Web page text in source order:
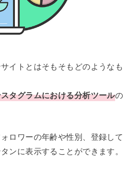
イトとはそもそもどのようなも
タグラムにおける分析ツールの
ロワーの年齢や性別、登録して
ンに表示することができます。